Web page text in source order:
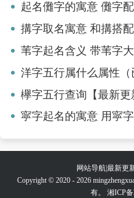
起名儺字的寓意 儺字配什
搆字取名寓意 和搆搭
苇字起名含义 带苇字
洋字五行属什么属性（
欅字五行查询【最新更
寜字起名的寓意 用寜
网站导航最新更
Copyright © 2020 - 2026
有。 湘ICP备